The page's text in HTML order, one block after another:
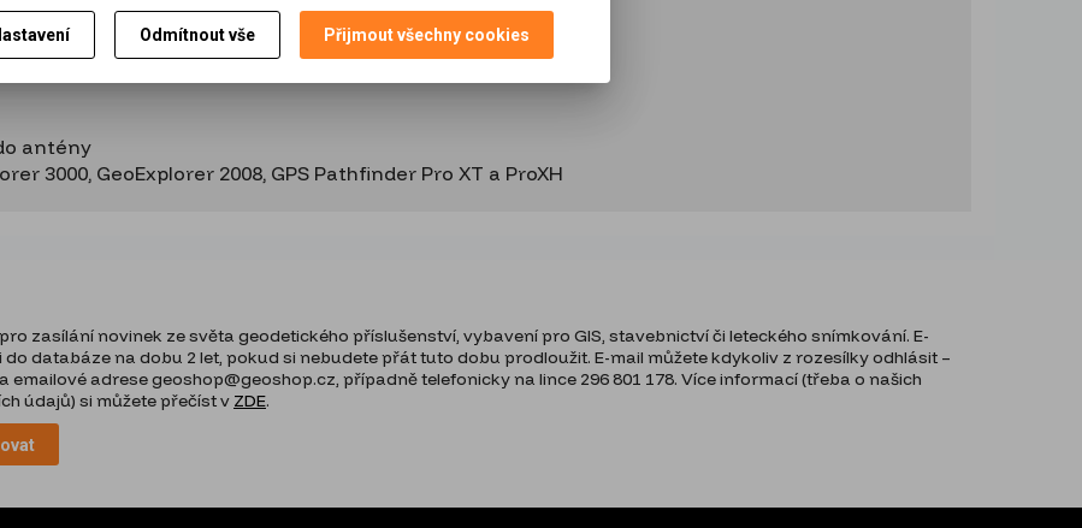
antény
3000, GeoExplorer 2008, GPS Pathfinder Pro XT a ProXH
zasílání novinek ze světa geodetického příslušenství, vybavení pro GIS, stavebnictví či leteckého snímkování. E-
databáze na dobu 2 let, pokud si nebudete přát tuto dobu prodloužit. E-mail můžete kdykoliv z rozesílky odhlásit –
adrese geoshop@geoshop.cz, případně telefonicky na lince 296 801 178. Více informací (třeba o našich
údajů) si můžete přečíst v ZDE.
Odmítnout vše Přijmout všechny cookies